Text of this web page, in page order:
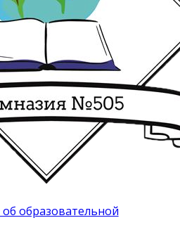
образовательной